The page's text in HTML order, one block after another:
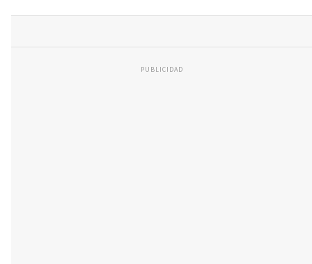
PUBLICIDAD